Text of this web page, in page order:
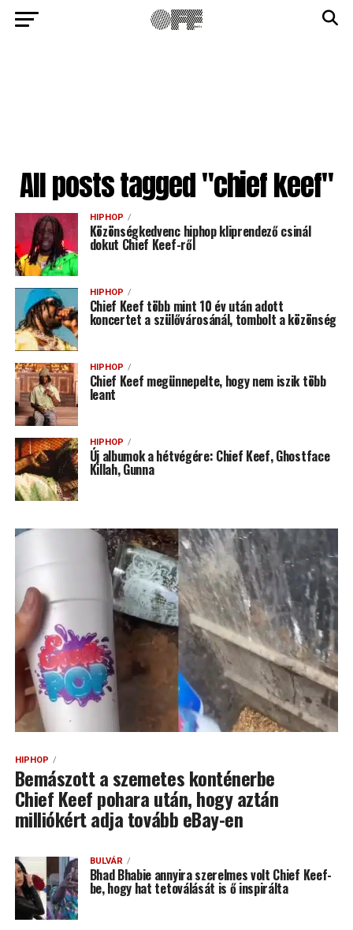
All posts tagged "chief keef"
HIPHOP
Közönségkedvenc hiphop kliprendező csinál
dokut Chief Keef-ről
HIPHOP
Chief Keef több mint 10 év után adott
koncertet a szülővárosánál, tombolt a közönség
HIPHOP
Chief Keef megünnepelte, hogy nem iszik több
leant
HIPHOP
Új albumok a hétvégére: Chief Keef, Ghostface
Killah, Gunna
HIPHOP
Bemászott a szemetes konténerbe
Chief Keef pohara után, hogy aztán
milliókért adja tovább eBay-en
BULVÁR
Bhad Bhabie annyira szerelmes volt Chief Keef-
be, hogy hat tetoválását is ő inspirálta